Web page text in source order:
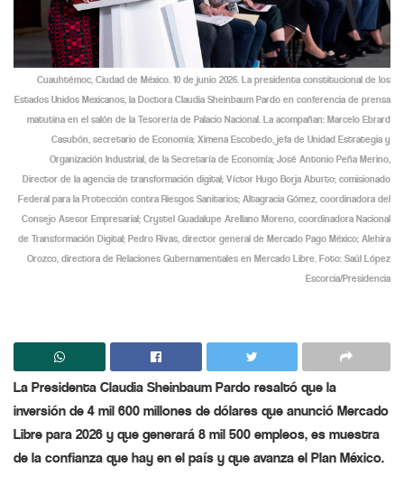
Cuauhtémoc, Ciudad de México. 10 de junio 2026. La presidenta constitucional de los
Estados Unidos Mexicanos, la Doctora Claudia Sheinbaum Pardo en conferencia de prensa
matutina en el salón de la Tesorería de Palacio Nacional. La acompañan: Marcelo Ebrard
Casubón, secretario de Economía; Ximena Escobedo, jefa de Unidad Estrategia y
Organización Industrial, de la Secretaría de Economía; José Antonio Peña Merino,
Director de la agencia de transformación digital; Víctor Hugo Borja Aburto; comisionado
Federal para la Protección contra Riesgos Sanitarios; Altagracia Gómez, coordinadora del
Consejo Asesor Empresarial; Crystel Guadalupe Arellano Moreno, coordinadora Nacional
de Transformación Digital; Pedro Rivas, director general de Mercado Pago México; Alehira
Orozco, directora de Relaciones Gubernamentales en Mercado Libre. Foto: Saúl López
Escorcia/Presidencia
La Presidenta Claudia Sheinbaum Pardo resaltó que la
inversión de 4 mil 600 millones de dólares que anunció Mercado
Libre para 2026 y que generará 8 mil 500 empleos, es muestra
de la confianza que hay en el país y que avanza el Plan México.